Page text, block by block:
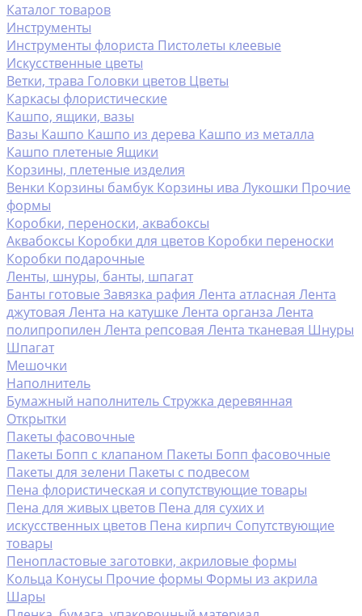
Каталог товаров
Инструменты
Инструменты флориста Пистолеты клеевые
Искусственные цветы
Ветки, трава Головки цветов Цветы
Каркасы флористические
Кашпо, ящики, вазы
Вазы Кашпо Кашпо из дерева Кашпо из металла
Кашпо плетеные Ящики
Корзины, плетеные изделия
Венки Корзины бамбук Корзины ива Лукошки Прочие
формы
Коробки, переноски, аквабоксы
Аквабоксы Коробки для цветов Коробки переноски
Коробки подарочные
Ленты, шнуры, банты, шпагат
Банты готовые Завязка рафия Лента атласная Лента
джутовая Лента на катушке Лента органза Лента
полипропилен Лента репсовая Лента тканевая Шнуры
Шпагат
Мешочки
Наполнитель
Бумажный наполнитель Стружка деревянная
Открытки
Пакеты фасовочные
Пакеты Бопп с клапаном Пакеты Бопп фасовочные
Пакеты для зелени Пакеты с подвесом
Пена флористическая и сопутствующие товары
Пена для живых цветов Пена для сухих и
искусственных цветов Пена кирпич Сопутствующие
товары
Пенопластовые заготовки, акриловые формы
Кольца Конусы Прочие формы Формы из акрила
Шары